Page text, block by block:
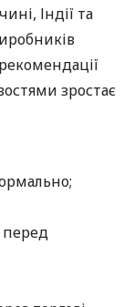
Індії та
зростає
перед